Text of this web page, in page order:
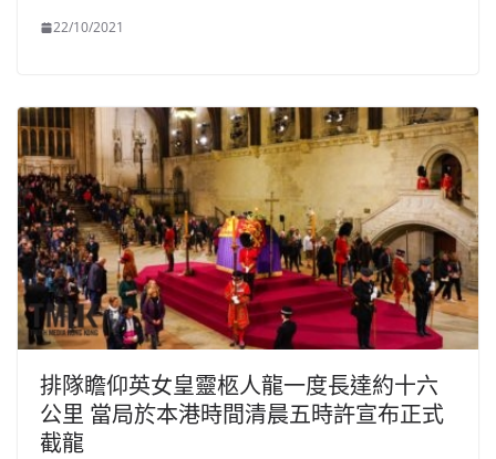
22/10/2021
排隊瞻仰英女皇靈柩人龍一度長達約十六
公里 當局於本港時間清晨五時許宣布正式
截龍